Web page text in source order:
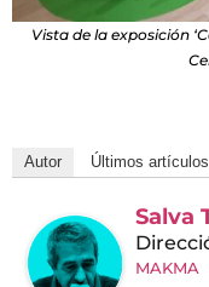
Vista de la exposición
Autor Últimos artículos
Salva
MAKMA